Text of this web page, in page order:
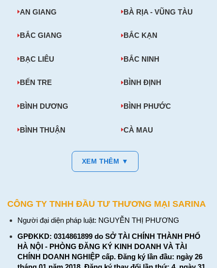
AN GIANG BÀ RỊA - VŨNG TÀU
BẮC GIANG BẮC KẠN
BẠC LIÊU BẮC NINH
BẾN TRE BÌNH ĐỊNH
BÌNH DƯƠNG BÌNH PHƯỚC
BÌNH THUẬN CÀ MAU
XEM THÊM ▼
CÔNG TY TNHH ĐẦU TƯ THƯƠNG MẠI SARINA
Người đại diện pháp luật: NGUYỄN THỊ PHƯƠNG
GPĐKKD: 0314861899 do SỞ TÀI CHÍNH THÀNH PHỐ
HÀ NỘI - PHÒNG ĐĂNG KÝ KINH DOANH VÀ TÀI
CHÍNH DOANH NGHIỆP cấp. Đăng ký lần đầu: ngày 26